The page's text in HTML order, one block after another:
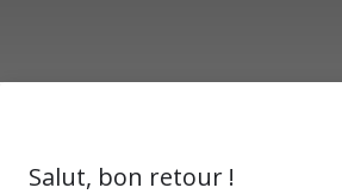
Salut, bon retour !